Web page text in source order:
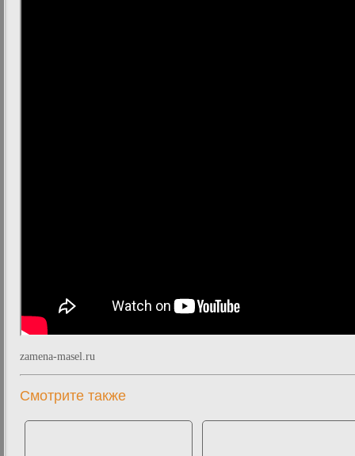
zamena-masel.ru
Смотрите также